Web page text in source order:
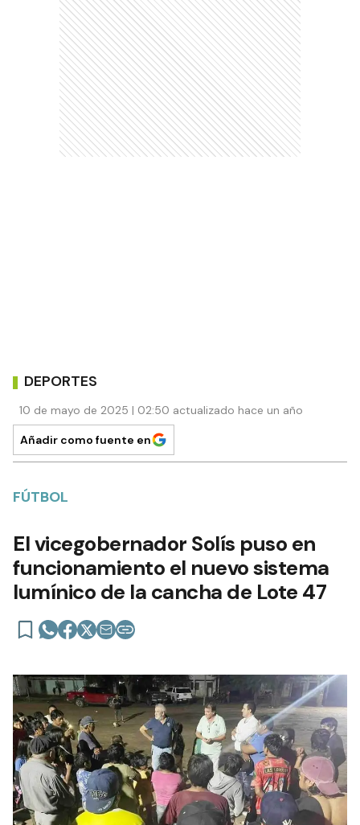
DEPORTES
10 de mayo de 2025 | 02:50 actualizado hace un año
Añadir como fuente en
FÚTBOL
El vicegobernador Solís puso en
funcionamiento el nuevo sistema
lumínico de la cancha de Lote 47